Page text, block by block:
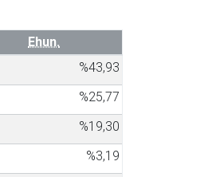
Ehun.
%43,93
%25,77
%19,30
%3,19